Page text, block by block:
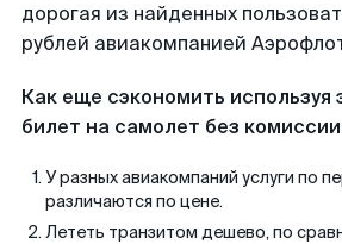
дорогая из найденных
рублей авиакомпанией
Как еще сэкономить используя
билет на самолет без
У разных авиакомпаний услуги по
различаются по цене.
Лететь транзитом дешево, по